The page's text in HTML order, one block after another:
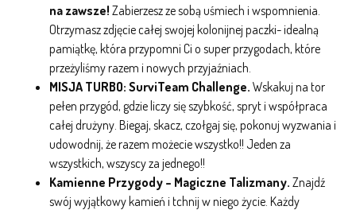
na zawsze!Zabierzesz ze sobą uśmiech i wspomnienia.
Otrzymasz zdjęcie całej swojej kolonijnej paczki- idealną
pamiątkę, która przypomni Ci o super przygodach, które
przeżyliśmy razem i nowych przyjaźniach.
MISJA TURBO: SurviTeam Challenge.Wskakuj na tor
pełen przygód, gdzie liczy się szybkość, spryt i współpraca
całej drużyny. Biegaj, skacz, czołgaj się, pokonuj wyzwania i
udowodnij, że razem możecie wszystko!! Jeden za
wszystkich, wszyscy za jednego!!
Kamienne Przygody – Magiczne Talizmany.Znajdź
swój wyjątkowy kamień i tchnij w niego życie. Każdy